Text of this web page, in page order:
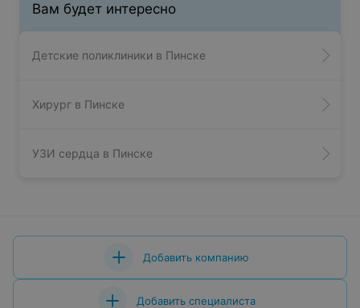
Вам будет интересно
Детские поликлиники в Пинске
Хирург в Пинске
УЗИ сердца в Пинске
Добавить компанию
Добавить специалиста